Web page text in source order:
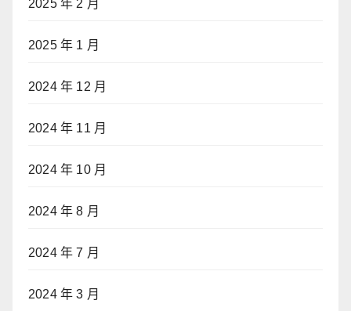
2025 年 2 月
2025 年 1 月
2024 年 12 月
2024 年 11 月
2024 年 10 月
2024 年 8 月
2024 年 7 月
2024 年 3 月